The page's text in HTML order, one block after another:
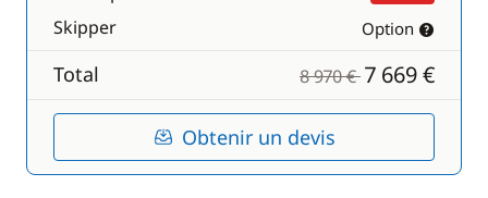
Skipper Option
Total 8 970 €7 669 €
Obtenir un devis